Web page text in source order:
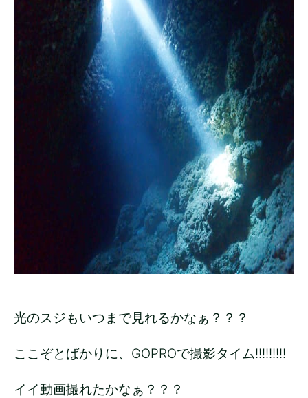
光のスジもいつまで見れるかなぁ？？？
ここぞとばかりに、GOPROで撮影タイム!!!!!!!!!
イイ動画撮れたかなぁ？？？